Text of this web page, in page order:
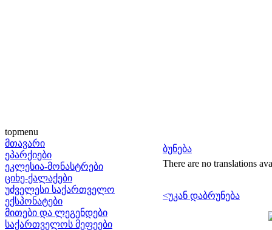
topmenu
მთავარი
ეპარქიები
ეკლესია-მონასტრები
ციხე-ქალაქები
უძველესი საქართველო
ექსპონატები
მითები და ლეგენდები
საქართველოს მეფეები
ბუნება
There are no translations
<უკან დაბრუნება